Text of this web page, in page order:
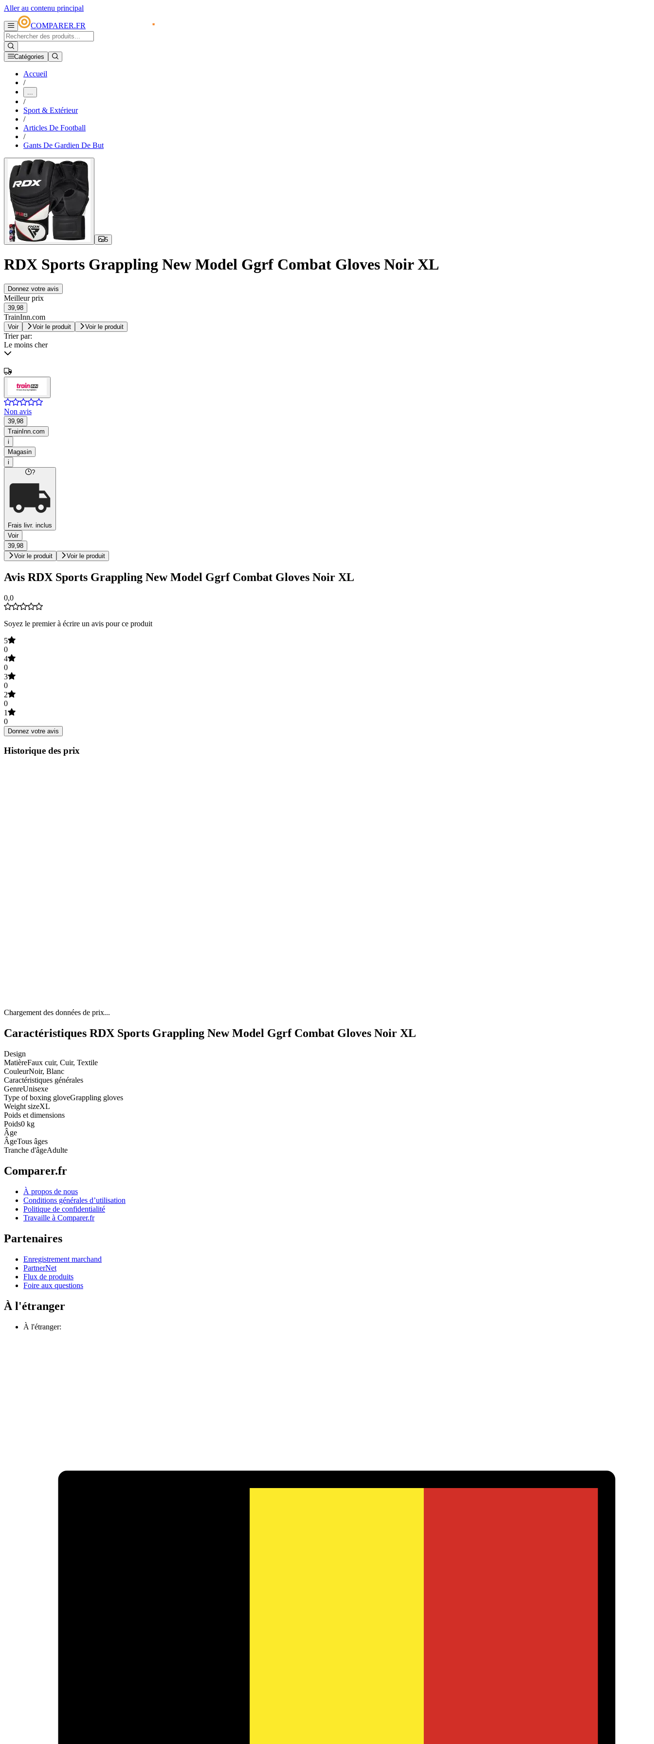
Aller au contenu principal
COMPARER.FR
Catégories
Accueil
/
...
/
Sport & Extérieur
/
Articles De Football
/
Gants De Gardien De But
5
RDX Sports Grappling New Model Ggrf Combat Gloves Noir XL
Donnez votre avis
Meilleur prix
39,98
TrainInn.com
Voir Voir le produit Voir le produit
Trier par:
Le moins cher
Non avis
39,98
TrainInn.com
i
Magasin
i
?
Frais livr. inclus
Voir
39,98
Voir le produit
Voir le produit
Avis RDX Sports Grappling New Model Ggrf Combat Gloves Noir XL
0,0
Soyez le premier à écrire un avis pour ce produit
5
0
4
0
3
0
2
0
1
0
Donnez votre avis
Historique des prix
Chargement des données de prix...
Caractéristiques RDX Sports Grappling New Model Ggrf Combat Gloves Noir XL
Design
MatièreFaux cuir, Cuir, Textile
CouleurNoir, Blanc
Caractéristiques générales
GenreUnisexe
Type of boxing gloveGrappling gloves
Weight sizeXL
Poids et dimensions
Poids0 kg
Âge
ÂgeTous âges
Tranche d'âgeAdulte
Comparer.fr
À propos de nous
Conditions générales d’utilisation
Politique de confidentialité
Travaille à Comparer.fr
Partenaires
Enregistrement marchand
PartnerNet
Flux de produits
Foire aux questions
À l'étranger
À l'étranger: